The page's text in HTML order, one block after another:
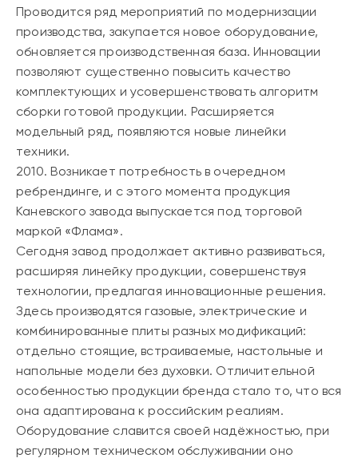
Проводится ряд мероприятий по модернизации
производства, закупается новое оборудование,
обновляется производственная база. Инновации
позволяют существенно повысить качество
комплектующих и усовершенствовать алгоритм
сборки готовой продукции. Расширяется
модельный ряд, появляются новые линейки
техники.
2010. Возникает потребность в очередном
ребрендинге, и с этого момента продукция
Каневского завода выпускается под торговой
маркой «Флама».
Сегодня завод продолжает активно развиваться,
расширяя линейку продукции, совершенствуя
технологии, предлагая инновационные решения.
Здесь производятся газовые, электрические и
комбинированные плиты разных модификаций:
отдельно стоящие, встраиваемые, настольные и
напольные модели без духовки. Отличительной
особенностью продукции бренда стало то, что вся
она адаптирована к российским реалиям.
Оборудование славится своей надёжностью, при
регулярном техническом обслуживании оно